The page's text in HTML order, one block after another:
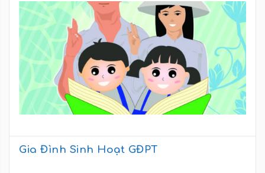
Gia Đình Sinh Hoạt GĐPT